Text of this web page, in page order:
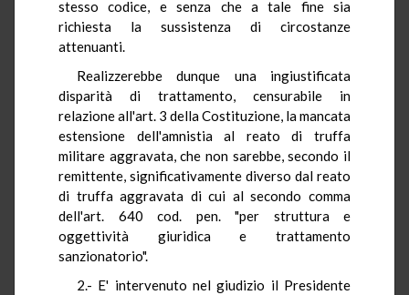
stesso codice, e senza che a tale fine sia
richiesta la sussistenza di circostanze
attenuanti.
Realizzerebbe dunque una ingiustificata
disparità di trattamento, censurabile in
relazione all'art. 3 della Costituzione, la mancata
estensione dell'amnistia al reato di truffa
militare aggravata, che non sarebbe, secondo il
remittente, significativamente diverso dal reato
di truffa aggravata di cui al secondo comma
dell'art. 640 cod. pen. "per struttura e
oggettività giuridica e trattamento
sanzionatorio".
2.- E' intervenuto nel giudizio il Presidente